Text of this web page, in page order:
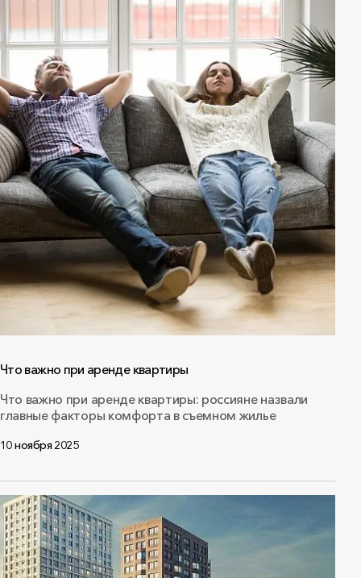
Что важно при аренде квартиры
Что важно при аренде квартиры: россияне назвали
главные факторы комфорта в съемном жилье
10 ноября 2025